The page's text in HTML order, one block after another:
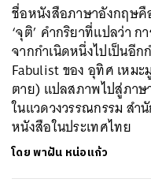
ชื่อหนังสือภาษาอังกฤษคื
‘จุติ’ คำกริยาที่แปลว่า
จากกำเนิดหนึ่งไปเป็นอี
Fabulist ของ อุทิศ เหม
ตาย) แปลสภาพไปสู่ภาษ
ในแวดวงวรรณกรรม ส
หนังสือในประเทศไทย
โดยพาฝัน หน่อแก้ว